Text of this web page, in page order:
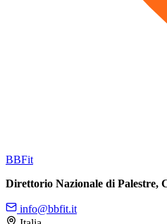
BBFit
Direttorio Nazionale di Palestre,
info@bbfit.it